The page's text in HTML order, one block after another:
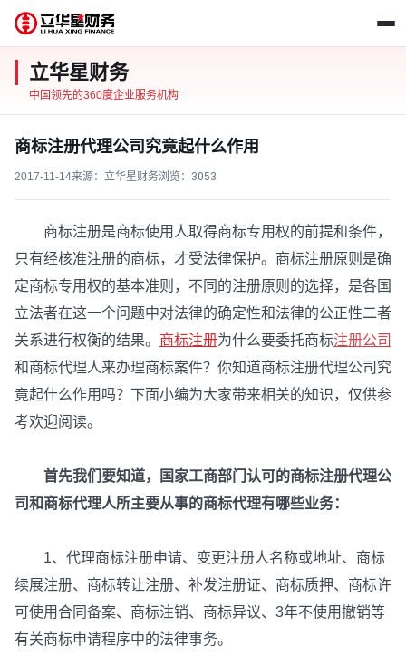
立华星财务
中国领先的360度企业服务机构
商标注册代理公司究竟起什么作用
2017-11-14来源：立华星财务浏览： 3053
商标注册是商标使用人取得商标专用权的前提和条件，
只有经核准注册的商标，才受法律保护。商标注册原则是确
定商标专用权的基本准则，不同的注册原则的选择，是各国
立法者在这一个问题中对法律的确定性和法律的公正性二者
关系进行权衡的结果。 商标注册为什么要委托商标注册公司
和商标代理人来办理商标案件？你知道商标注册代理公司究
竟起什么作用吗？下面小编为大家带来相关的知识，仅供参
考欢迎阅读。
首先我们要知道，国家工商部门认可的商标注册代理公
司和商标代理人所主要从事的商标代理有哪些业务：
1、代理商标注册申请、变更注册人名称或地址、商标
续展注册、商标转让注册、补发注册证、商标质押、商标许
可使用合同备案、商标注销、商标异议、3年不使用撤销等
有关商标申请程序中的法律事务。